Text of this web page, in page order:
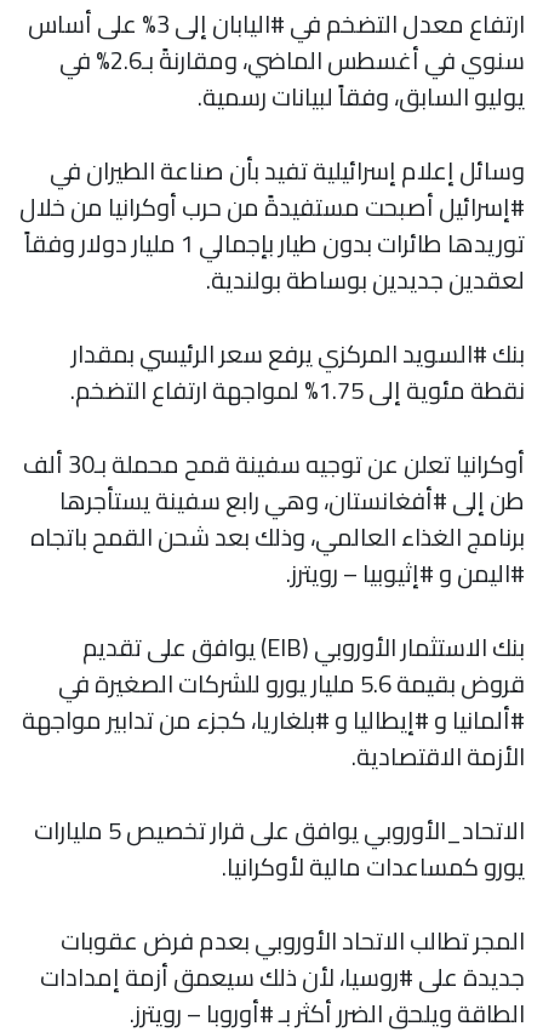
ارتفاع معدل التضخم في #اليابان إلى 3% على أساس
سنوي في أغسطس الماضي، ومقارنةً بـ2.6% في
يوليو السابق، وفقاً لبيانات رسمية.
وسائل إعلام إسرائيلية تفيد بأن صناعة الطيران في
#إسرائيل أصبحت مستفيدةً من حرب أوكرانيا من خلال
توريدها طائرات بدون طيار بإجمالي 1 مليار دولار وفقاً
لعقدين جديدين بوساطة بولندية.
بنك #السويد المركزي يرفع سعر الرئيسي بمقدار
نقطة مئوية إلى 1.75% لمواجهة ارتفاع التضخم.
أوكرانيا تعلن عن توجيه سفينة قمح محملة بـ30 ألف
طن إلى #أفغانستان، وهي رابع سفينة يستأجرها
برنامج الغذاء العالمي، وذلك بعد شحن القمح باتجاه
#اليمن و #إثيوبيا – رويترز.
بنك الاستثمار الأوروبي (EIB) يوافق على تقديم
قروض بقيمة 5.6 مليار يورو للشركات الصغيرة في
#ألمانيا و #إيطاليا و #بلغاريا، كجزء من تدابير مواجهة
الأزمة الاقتصادية.
الاتحاد_الأوروبي يوافق على قرار تخصيص 5 مليارات
يورو كمساعدات مالية لأوكرانيا.
المجر تطالب الاتحاد الأوروبي بعدم فرض عقوبات
جديدة على #روسيا، لأن ذلك سيعمق أزمة إمدادات
الطاقة ويلحق الضرر أكثر بـ #أوروبا – رويترز.